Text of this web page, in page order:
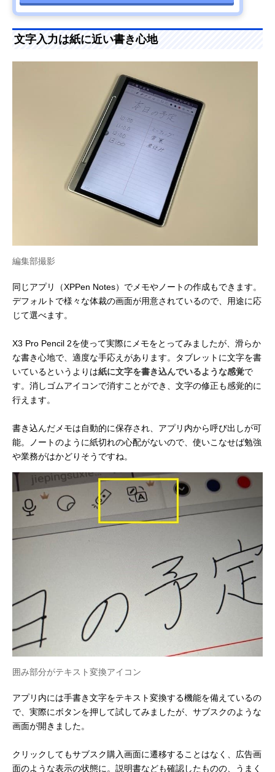
文字入力は紙に近い書き心地
編集部撮影
同じアプリ（XPPen Notes）でメモやノートの作成もできます。
デフォルトで様々な体裁の画面が用意されているので、用途に応
じて選べます。
X3 Pro Pencil 2を使って実際にメモをとってみましたが、滑らか
な書き心地で、適度な手応えがあります。タブレットに文字を書
いているというよりは紙に文字を書き込んでいるような感覚で
す。消しゴムアイコンで消すことができ、文字の修正も感覚的に
行えます。
書き込んだメモは自動的に保存され、アプリ内から呼び出しが可
能。ノートのように紙切れの心配がないので、使いこなせば勉強
や業務がはかどりそうですね。
囲み部分がテキスト変換アイコン
アプリ内には手書き文字をテキスト変換する機能を備えているの
で、実際にボタンを押して試してみましたが、サブスクのような
画面が開きました。
クリックしてもサブスク購入画面に遷移することはなく、広告画
面のような表示の状態に。説明書なども確認したものの、うまく